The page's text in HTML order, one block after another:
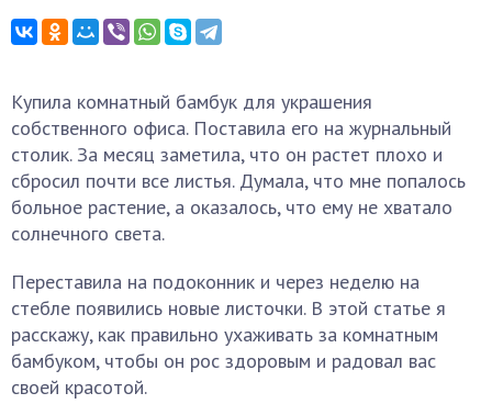
Купила комнатный бамбук для украшения
собственного офиса. Поставила его на журнальный
столик. За месяц заметила, что он растет плохо и
сбросил почти все листья. Думала, что мне попалось
больное растение, а оказалось, что ему не хватало
солнечного света.
Переставила на подоконник и через неделю на
стебле появились новые листочки. В этой статье я
расскажу, как правильно ухаживать за комнатным
бамбуком, чтобы он рос здоровым и радовал вас
своей красотой.